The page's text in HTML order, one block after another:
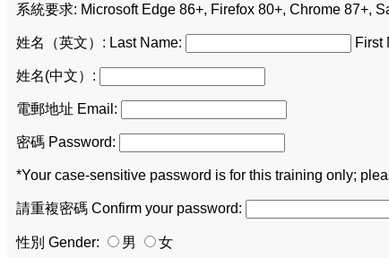
系統要求: Microsoft Edge 86+, Firefox 80+, Chrome 87+,
姓名（英文）: Last Name: First
姓名(中文）:
電郵地址 Email:
密碼 Password:
*Your case-sensitive password is for this training only;
請重複密碼 Confirm your password:
性別 Gender: 男 女